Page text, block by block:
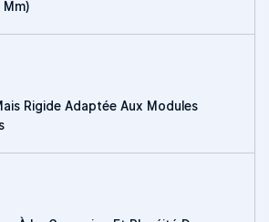
Rigide Adaptée Aux Modules